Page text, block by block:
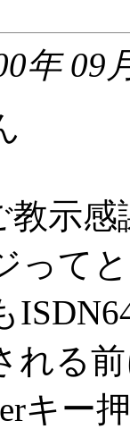
年 09
教示感
って
れる
キー